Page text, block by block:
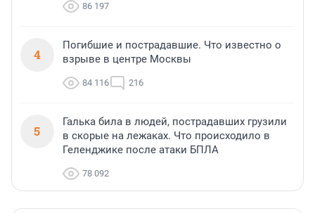
86 197
4
Погибшие и пострадавшие. Что известно о
взрыве в центре Москвы
84 116 216
5
Галька била в людей, пострадавших грузили
в скорые на лежаках. Что происходило в
Геленджике после атаки БПЛА
78 092